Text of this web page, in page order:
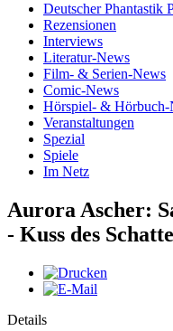
Deutscher Phantastik
Rezensionen
Interviews
Literatur-News
Film- & Serien-News
Comic-News
Hörspiel- & Hörbuch-
Veranstaltungen
Spezial
Spiele
Im Netz
Aurora Ascher:
- Kuss des
Details